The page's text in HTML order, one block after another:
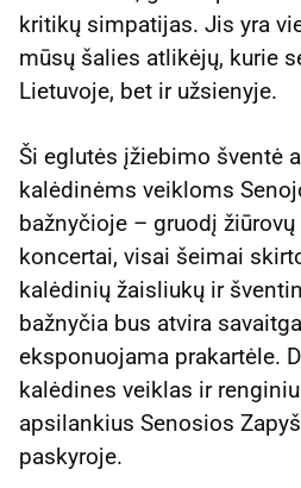
kritikų simpatijas. Jis yra
mūsų šalies atlikėjų, kurie
Lietuvoje, bet ir užsienyje.
Ši eglutės įžiebimo šventė
kalėdinėms veikloms
bažnyčioje – gruodį
koncertai, visai šeimai
kalėdinių žaisliukų ir
bažnyčia bus atvira
eksponuojama prakartėle.
kalėdines veiklas ir
apsilankius Senosios
paskyroje.